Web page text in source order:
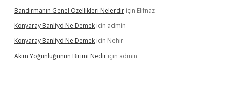
Bandırmanın Genel Özellikleri Nelerdir için Elifnaz
Konyaray Banliyö Ne Demek için admin
Konyaray Banliyö Ne Demek için Nehir
Akım Yoğunluğunun Birimi Nedir için admin